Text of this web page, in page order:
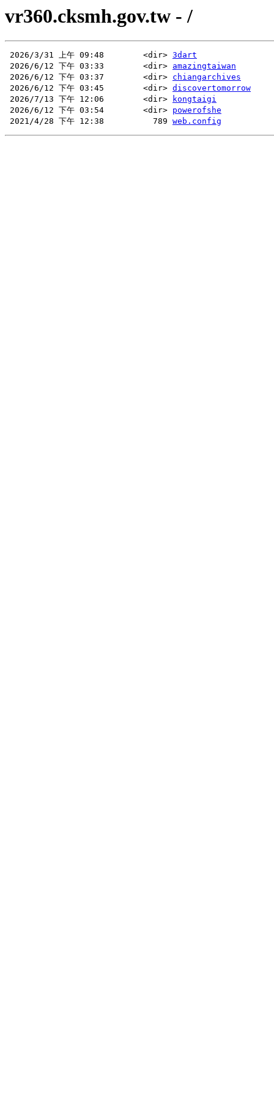
vr360.cksmh.gov.tw - /
2026/3/31 上午 09:48        <dir> 3dart
2026/6/12 下午 03:33        <dir> amazingtaiwan
2026/6/12 下午 03:37        <dir> chiangarchives
2026/6/12 下午 03:45        <dir> discovertomorrow
2026/7/13 下午 12:06        <dir>
kongtaigi
2026/6/12 下午 03:54        <dir> powerofshe
2021/4/28 下午 12:38          789 web.config